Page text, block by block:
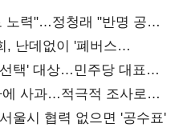
노력"…정청래 "반명 공세
난데없이 '폐버스
택' 대상…민주당 대표로
사과…적극적 조사로
울시 협력 없으면 '공수표'